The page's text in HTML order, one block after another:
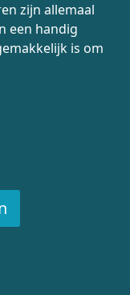
zijn allemaal
een handig
is om